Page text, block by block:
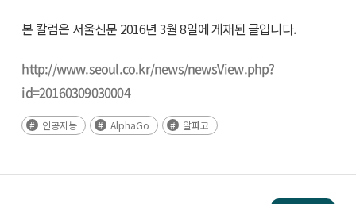
본 칼럼은 서울신문 2016년 3월 8일에 게재된 글입니다.
http://www.seoul.co.kr/news/newsView.php?
id=20160309030004
인공지능 AlphaGo 알파고